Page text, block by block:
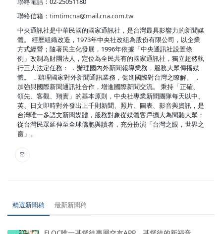
聯絡信箱： timtimcna@mail.cna.com.tw
中央通訊社是中華民國的國家通訊社，是台灣最具影響力的新聞媒
體。 經歷組織改造，1973年中央社改組為股份有限公司，以企業
方式經營；隨著民主化發展，1996年依據「中央通訊社設置條
例」改制為財團法人，定位為全民共有的國家通訊社，獨立超然執
行三大法定任務： ．辦理國內外新聞報導業務，服務大眾傳播媒
體。 ．辦理國家對外新聞通訊業務，促進國際對台灣之瞭解。 ．
加強與國際新聞通訊社合作，增進國際新聞交流。 秉持「正確、
領先、客觀、翔實」的基本原則，中央社專業新聞團隊每天以中、
英、日文即時對外發出上千則新聞、照片、圖表、影音與資訊，是
台灣唯一多語文新聞媒體，服務對象從媒體客戶擴大為閱聽大眾；
從台灣民眾延伸至全球僑胞與讀者，充分扮演「台灣之眼，世界之
窗」。
精選新聞稿 最新新聞稿